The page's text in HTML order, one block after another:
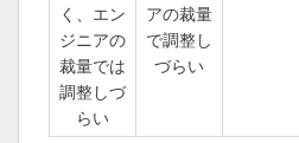
く、エン
ジニアの
裁量では
調整しづ
らい
アの裁量
で調整し
づらい